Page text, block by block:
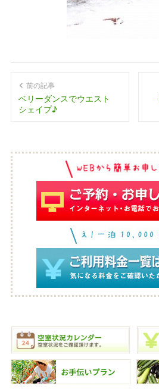
前の記事
ベリーダンスでウエスト
シェイプ♪